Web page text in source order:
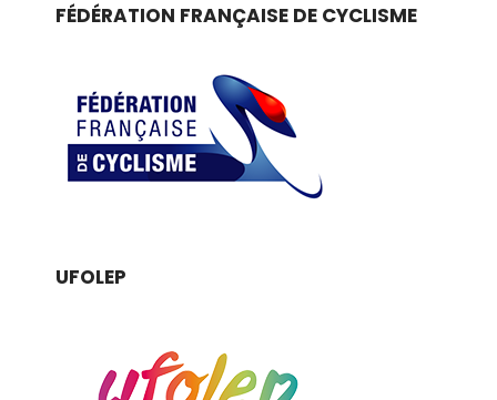
FÉDÉRATION FRANÇAISE DE CYCLISME
UFOLEP